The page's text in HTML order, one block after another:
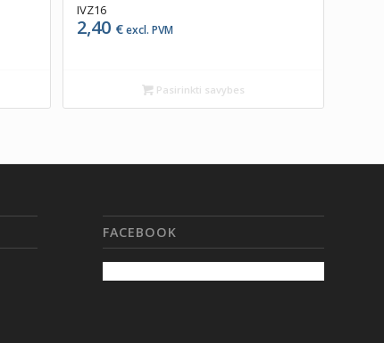
IVZ16
2,40 €excl. PVM
Pasirinkti savybes
FACEBOOK